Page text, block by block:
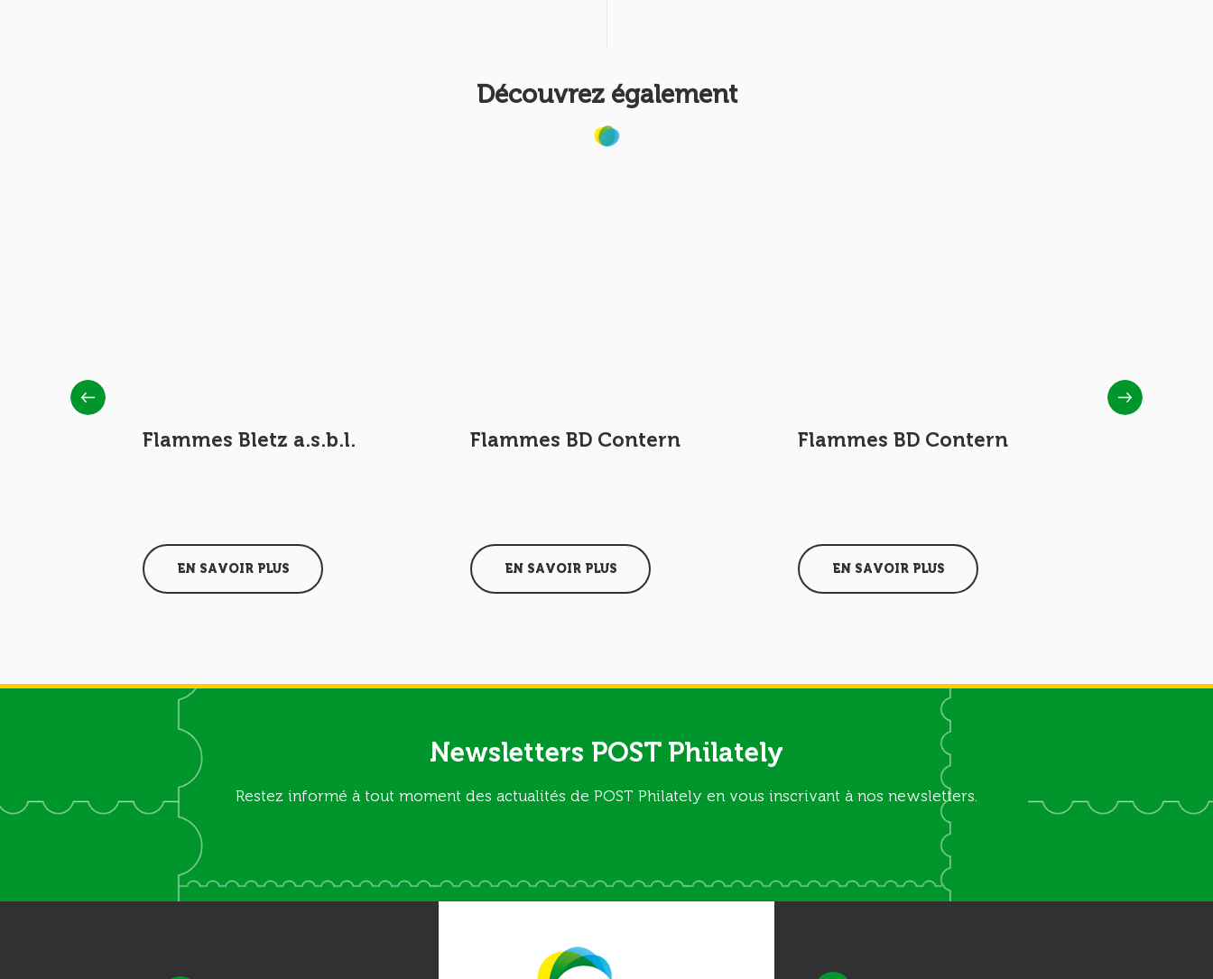
Découvrez également
Flammes Bletz a.s.b.l.
EN SAVOIR PLUS
Flammes BD Contern
EN SAVOIR PLUS
Flammes BD Contern
EN SAVOIR PLUS
Newsletters POST Philately
Restez informé à tout moment des actualités de POST Philately en vous inscrivant à nos newsletters.